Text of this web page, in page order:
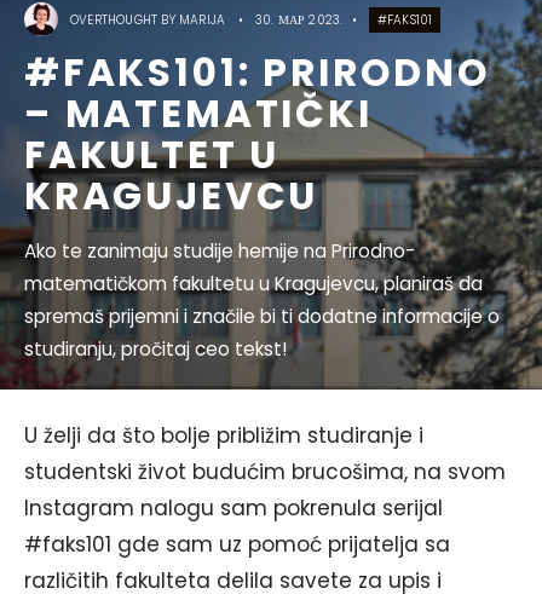
OVERTHOUGHT BY MARIJA • 30. МАР 2023. • #FAKS101
#FAKS101: PRIRODNO
– MATEMATIČKI
FAKULTET U
KRAGUJEVCU
Ako te zanimaju studije hemije na Prirodno-
matematičkom fakultetu u Kragujevcu, planiraš da
spremaš prijemni i značile bi ti dodatne informacije o
studiranju, pročitaj ceo tekst!
U želji da što bolje približim studiranje i
studentski život budućim brucošima, na svom
Instagram nalogu sam pokrenula serijal
#faks101 gde sam uz pomoć prijatelja sa
različitih fakulteta delila savete za upis i